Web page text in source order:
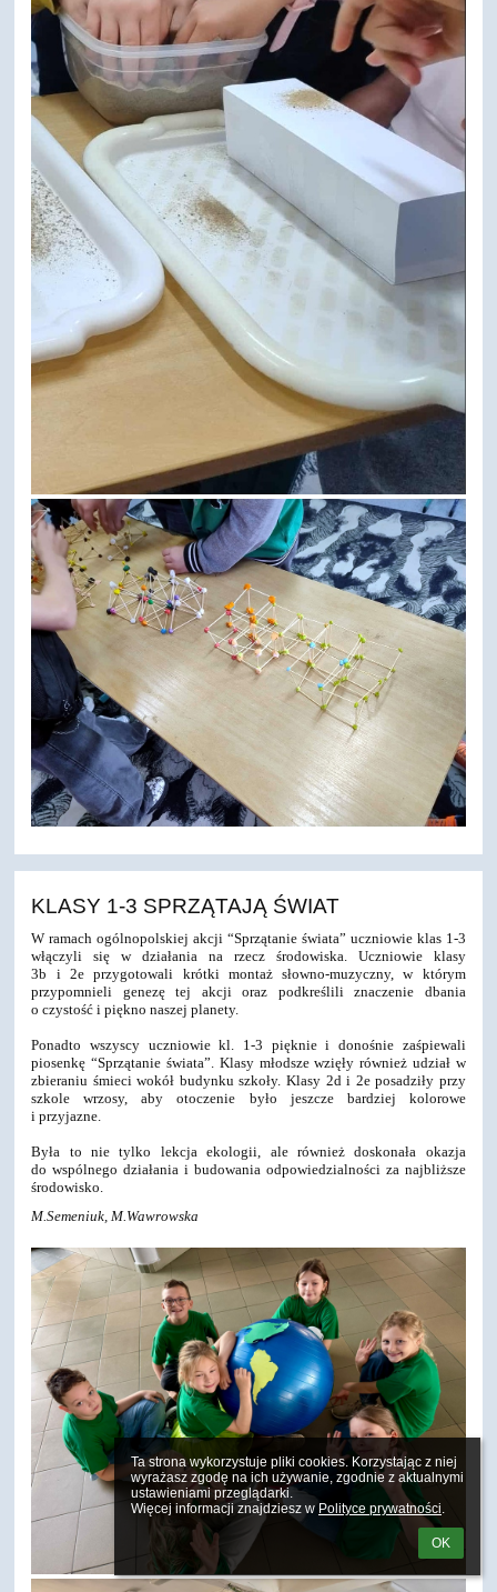
Ta strona wykorzystuje pliki cookies. Korzystając z niej
wyrażasz zgodę na ich używanie, zgodnie z aktualnymi
ustawieniami przeglądarki.
Więcej informacji znajdziesz w Polityce prywatności.
OK
KLASY 1-3 SPRZĄTAJĄ ŚWIAT
W ramach ogólnopolskiej akcji “Sprzątanie świata” uczniowie klas 1-3
włączyli się w działania na rzecz środowiska. Uczniowie klasy
3b i 2e przygotowali krótki montaż słowno-muzyczny, w którym
przypomnieli genezę tej akcji oraz podkreślili znaczenie dbania
o czystość i piękno naszej planety.
Ponadto wszyscy uczniowie kl. 1-3 pięknie i donośnie zaśpiewali
piosenkę “Sprzątanie świata”. Klasy młodsze wzięły również udział w
zbieraniu śmieci wokół budynku szkoły. Klasy 2d i 2e posadziły przy
szkole wrzosy, aby otoczenie było jeszcze bardziej kolorowe
i przyjazne.
Była to nie tylko lekcja ekologii, ale również doskonała okazja
do wspólnego działania i budowania odpowiedzialności za najbliższe
środowisko.
M.Semeniuk, M.Wawrowska